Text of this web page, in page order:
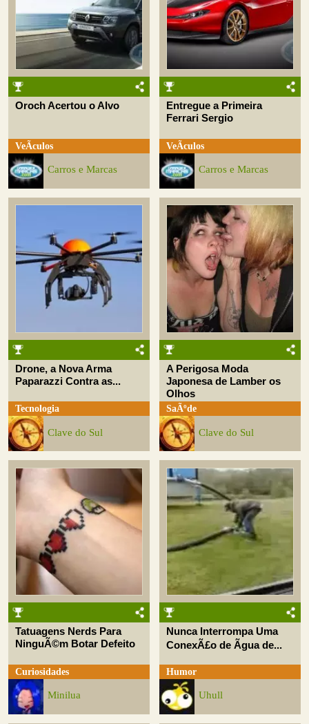
Oroch Acertou o Alvo
VeÃ­culos
Carros e Marcas
Entregue a Primeira
Ferrari Sergio
VeÃ­culos
Carros e Marcas
Drone, a Nova Arma
Paparazzi Contra as...
Tecnologia
Clave do Sul
A Perigosa Moda
Japonesa de Lamber os
Olhos
SaÃºde
Clave do Sul
Tatuagens Nerds Para
NinguÃ©m Botar Defeito
Curiosidades
Minilua
Nunca Interrompa Uma
ConexÃ£o de Ãgua de...
Humor
Uhull